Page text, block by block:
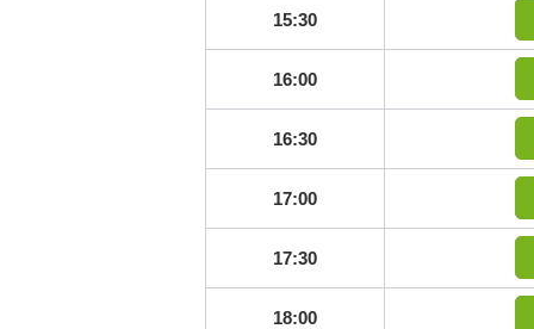
15:30
16:00
16:30
17:00
17:30
18:00